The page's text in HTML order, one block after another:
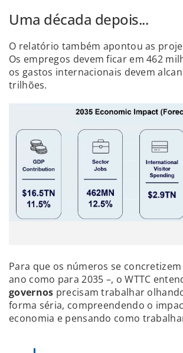
Uma década depois...
O relatório também apontou as
Os empregos devem ficar em 462
os gastos internacionais devem
trilhões.
Para que os números se
ano como para 2035 –, o WTTC
governos precisam trabalhar
forma séria, compreendendo o
economia e pensando como